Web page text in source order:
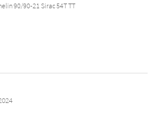
90/90-21 Sirac 54T TT